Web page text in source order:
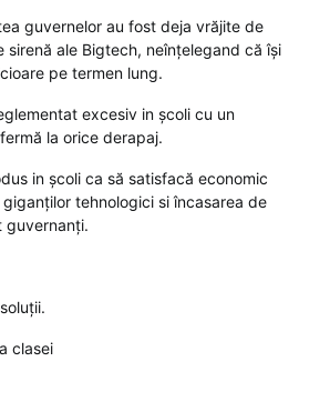
guvernelor au fost deja vrăjite de
sirenă ale Bigtech, neînțelegand că își
pe termen lung.
excesiv in școli cu un
la orice derapaj.
in școli ca să satisfacă economic
tehnologici si încasarea de
guvernanți.
clasei